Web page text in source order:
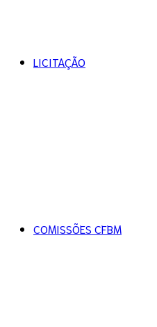
LICITAÇÃO
COMISSÕES CFBM